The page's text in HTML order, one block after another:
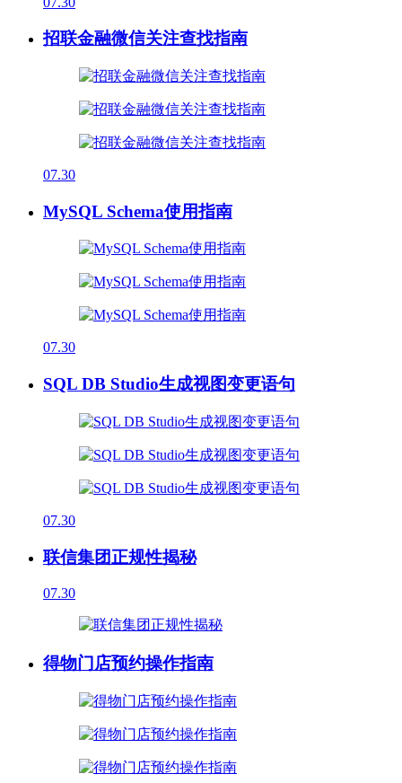
招联金融微信关注查找指南
07.30
MySQL Schema使用指南
07.30
SQL DB Studio生成视图变更语句
07.30
联信集团正规性揭秘
07.30
得物门店预约操作指南